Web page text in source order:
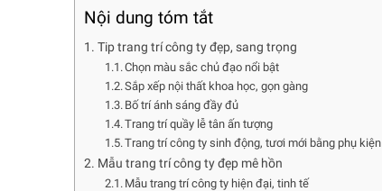
Nội dung tóm tắt
Tip trang trí công ty đẹp, sang trọng
Chọn màu sắc chủ đạo nổi bật
Sắp xếp nội thất khoa học, gọn gàng
Bố trí ánh sáng đầy đủ
Trang trí quầy lễ tân ấn tượng
Trang trí công ty sinh động, tươi mới bằng phụ kiện
Mẫu trang trí công ty đẹp mê hồn
Mẫu trang trí công ty hiện đại, tinh tế